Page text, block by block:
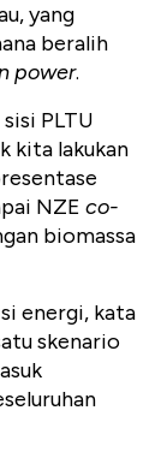
yang
beralih
power.
PLTU
kita lakukan
NZE co-
biomassa
energi, kata
skenario